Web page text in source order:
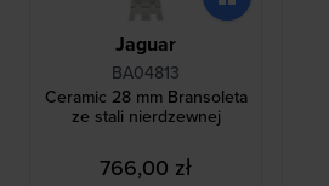
Jaguar
BA04813
Ceramic 28 mm Bransoleta
ze stali nierdzewnej
766,00 zł